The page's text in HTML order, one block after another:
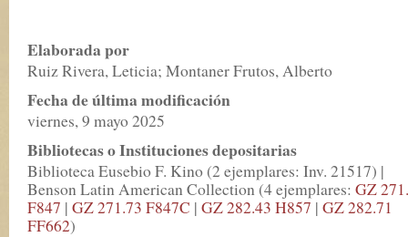
Elaborada por
Ruiz Rivera, Leticia; Montaner Frutos, Alberto
Fecha de última modificación
viernes, 9 mayo 2025
Bibliotecas o Instituciones depositarias
Biblioteca Eusebio F. Kino (2 ejemplares: Inv. 21517) |
Benson Latin American Collection (4 ejemplares: GZ
F847 | GZ 271.73 F847C | GZ 282.43 H857 | GZ 282.71
FF662)